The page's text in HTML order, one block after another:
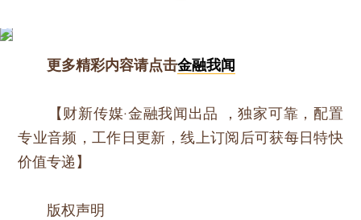
更多精彩内容请点击金融我闻
【财新传媒·金融我闻出品 ，独家可靠，配置
专业音频，工作日更新，线上订阅后可获每日特快
价值专递】
版权声明